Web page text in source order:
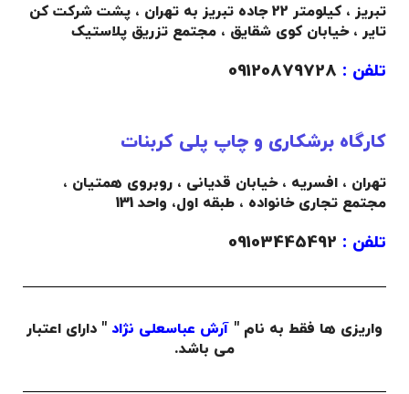
تبریز ، کیلومتر 22 جاده تبریز به تهران ، پشت شرکت کن
تایر ، خیابان کوی شقایق ، مجتمع تزریق پلاستیک
تلفن :
کارگاه برشکاری و چاپ پلی کربنات
تهران ، افسریه ، خیابان قدیانی ، روبروی همتیان ،
مجتمع تجاری خانواده ، طبقه اول، واحد 131
تلفن :
واریزی ها فقط به نام " آرش عباسعلی نژاد " دارای اعتبار
می باشد.